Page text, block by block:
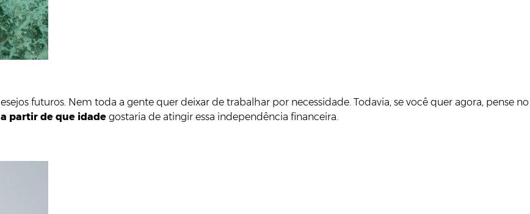
futuros. Nem toda a gente quer deixar de trabalhar por necessidade. Todavia, se você quer agora, pense no
a partir de que idade gostaria de atingir essa independência financeira.